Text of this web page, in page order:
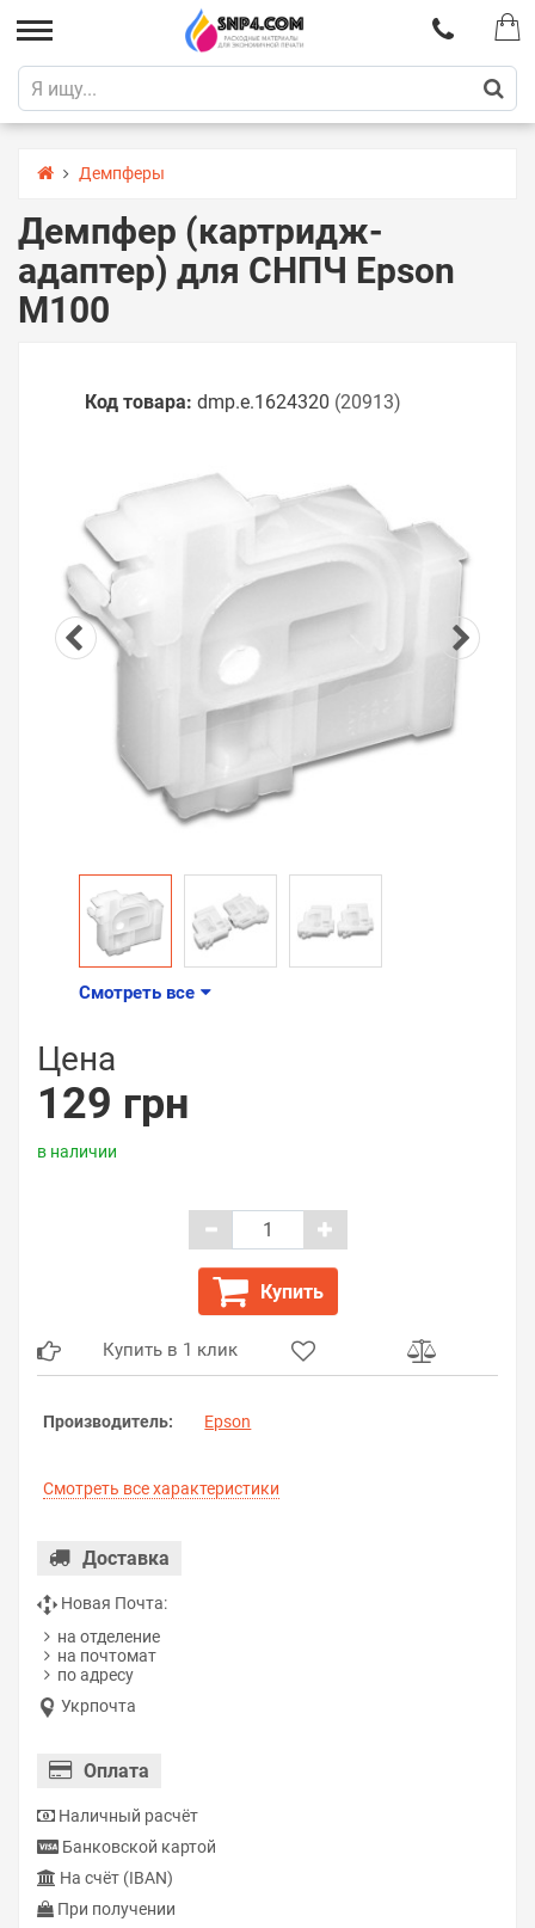
Демпферы
Демпфер (картридж-
адаптер) для СНПЧ Epson
M100
Код товара: dmp.e.1624320 (20913)
Смотреть все
Цена
129 грн
в наличии
Купить
Купить в 1 клик
Производитель: Epson
Смотреть все характеристики
Доставка
Новая Почта:
на отделение
на почтомат
по адресу
Укрпочта
Оплата
Наличный расчёт
Банковской картой
На счёт (IBAN)
При получении